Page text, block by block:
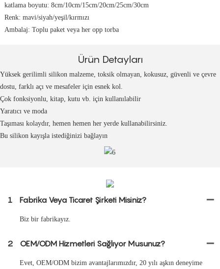
katlama boyutu: 8cm/10cm/15cm/20cm/25cm/30cm
Renk: mavi/siyah/yeşil/kırmızı
Ambalaj: Toplu paket veya her opp torba
Ürün Detayları
Yüksek gerilimli silikon malzeme, toksik olmayan, kokusuz, güvenli ve çevre
dostu, farklı açı ve mesafeler için esnek kol.
Çok fonksiyonlu, kitap, kutu vb. için kullanılabilir
Yaratıcı ve moda
Taşıması kolaydır, hemen hemen her yerde kullanabilirsiniz.
Bu silikon kayışla istediğinizi bağlayın
1 Fabrika Veya Ticaret Şirketi Misiniz?
Biz bir fabrikayız.
2 OEM/ODM Hizmetleri Sağlıyor Musunuz?
Evet, OEM/ODM bizim avantajlarımızdır, 20 yılı aşkın deneyime